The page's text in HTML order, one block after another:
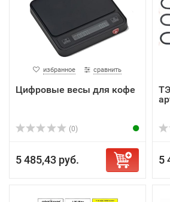
избранное сравнить
Цифровые весы для кофе
(0)
5 485,43 руб. 5